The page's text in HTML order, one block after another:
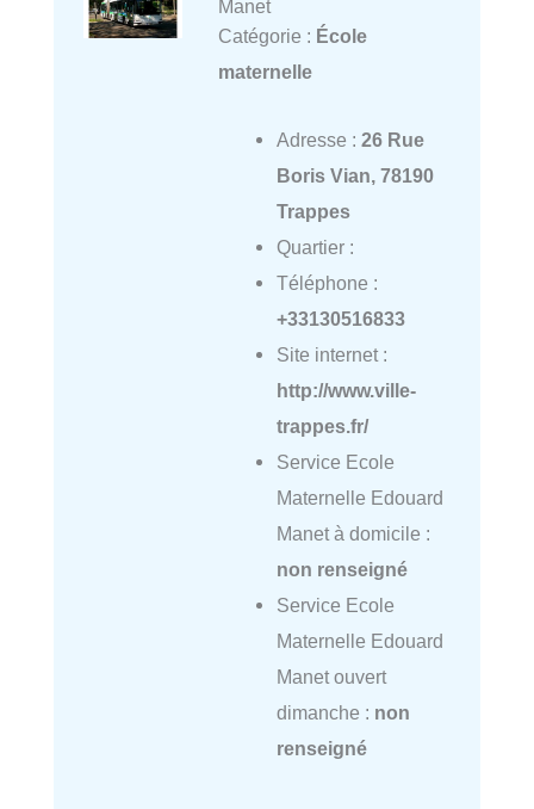
Manet
Catégorie : École
maternelle
Adresse : 26 Rue
Boris Vian, 78190
Trappes
Quartier :
Téléphone :
+33130516833
Site internet :
http://www.ville-
trappes.fr/
Service Ecole
Maternelle Edouard
Manet à domicile :
non renseigné
Service Ecole
Maternelle Edouard
Manet ouvert
dimanche : non
renseigné